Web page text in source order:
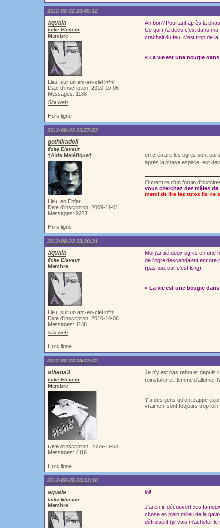
2012-08-22 20:45:12
aquala
fiche Eleveur
Membre
Lieu: sur un arc-en-ciel infini
Date d'inscription: 2010-10-06
Messages: 1188
Site web
Ah bon? Pourtant après la
Ce qui m'a déçu c'est dans
crachait du feu, c'est trop de
« La vie est une bougie dans
Hors ligne
2012-08-22 20:57:52
gothikadoll
fiche Eleveur
†Aide Maléfique†
Lieu: en Enfer
Date d'inscription: 2009-11-01
Messages: 9223
en créature les ogres sont
après la phase espace est
Ouverture d'un forum
vous cherchez des mâles
merci de lire les tutos ils ne
Hors ligne
2012-08-22 23:20:31
aquala
fiche Eleveur
Membre
Lieu: sur un arc-en-ciel infini
Date d'inscription: 2010-10-06
Messages: 1188
Site web
Moi j'ai tué deux ogres en une
de l'ogre descendaient encore
(pas tout car c'est long)
« La vie est une bougie dans
Hors ligne
2012-08-23 09:27:42
athena3
fiche Eleveur
Membre
Date d'inscription: 2009-11-08
Messages: 4116
Je n'y est pas rehouer depuis
reinstaller et flemme d'allumer
Y'a des gens qu'ont zappe
vraiment sont toujours trop
Hors ligne
2012-08-25 20:12:10
aquala
fiche Eleveur
Membre
lol!
J'ai enfin découvert ces
chose en plein milieu de la
détruisent (je vais m'acheter le